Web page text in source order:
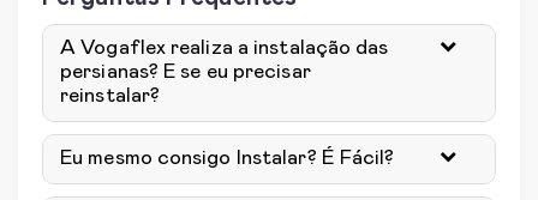
A Vogaflex realiza a instalação das
persianas? E se eu precisar
reinstalar?
Eu mesmo consigo Instalar? É Fácil?